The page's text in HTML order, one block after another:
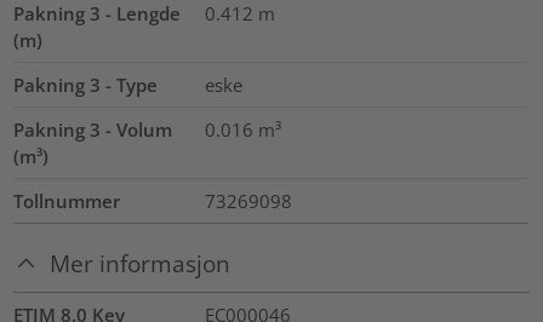
Pakning 3 - Lengde
(m)
0.412 m
Pakning 3 - Type
eske
Pakning 3 - Volum
(m³)
0.016 m³
Tollnummer 73269098
Mer informasjon
ETIM 8.0 Key EC000046